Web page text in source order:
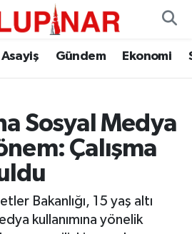
Asayiş Gündem Ekonomi
Sosyal Medya
Çalışma
Bakanlığı, 15 yaş altı
kullanımına yönelik
Haritası
ve Fikstür